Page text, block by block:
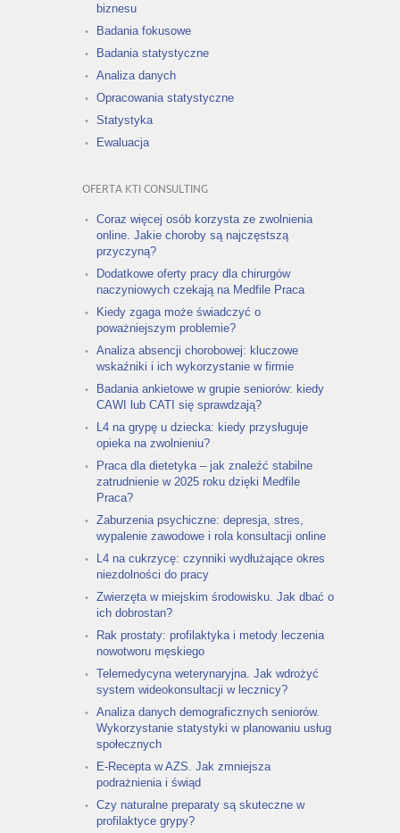
biznesu
Badania fokusowe
Badania statystyczne
Analiza danych
Opracowania statystyczne
Statystyka
Ewaluacja
OFERTA KTI CONSULTING
Coraz więcej osób korzysta ze zwolnienia
online. Jakie choroby są najczęstszą
przyczyną?
Dodatkowe oferty pracy dla chirurgów
naczyniowych czekają na Medfile Praca
Kiedy zgaga może świadczyć o
poważniejszym problemie?
Analiza absencji chorobowej: kluczowe
wskaźniki i ich wykorzystanie w firmie
Badania ankietowe w grupie seniorów: kiedy
CAWI lub CATI się sprawdzają?
L4 na grypę u dziecka: kiedy przysługuje
opieka na zwolnieniu?
Praca dla dietetyka – jak znaleźć stabilne
zatrudnienie w 2025 roku dzięki Medfile
Praca?
Zaburzenia psychiczne: depresja, stres,
wypalenie zawodowe i rola konsultacji online
L4 na cukrzycę: czynniki wydłużające okres
niezdolności do pracy
Zwierzęta w miejskim środowisku. Jak dbać o
ich dobrostan?
Rak prostaty: profilaktyka i metody leczenia
nowotworu męskiego
Telemedycyna weterynaryjna. Jak wdrożyć
system wideokonsultacji w lecznicy?
Analiza danych demograficznych seniorów.
Wykorzystanie statystyki w planowaniu usług
społecznych
E-Recepta w AZS. Jak zmniejsza
podrażnienia i świąd
Czy naturalne preparaty są skuteczne w
profilaktyce grypy?